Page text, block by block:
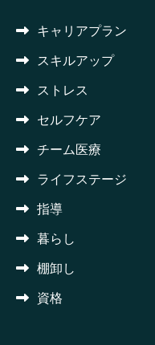
キャリアプラン
スキルアップ
ストレス
セルフケア
チーム医療
ライフステージ
指導
暮らし
棚卸し
資格